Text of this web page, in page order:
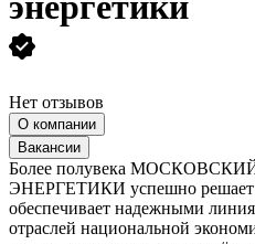
Нет отзывов
О компании
Вакансии
Более полувека
ЭНЕРГЕТИКИ успешно решает
обеспечивает надежными
отраслей национальной